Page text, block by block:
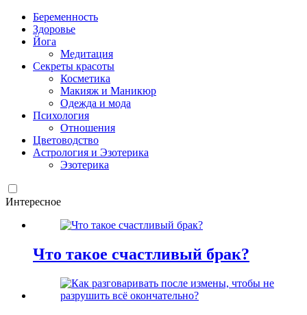
Беременность
Здоровье
Йога
Медитация
Секреты красоты
Косметика
Макияж и Маникюр
Одежда и мода
Психология
Отношения
Цветоводство
Астрология и Эзотерика
Эзотерика
Интересное
Что такое счастливый брак?